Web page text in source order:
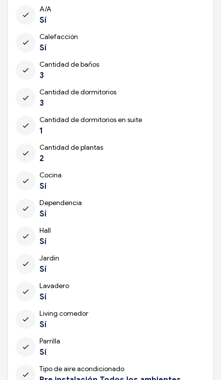
check
A/A
Sí
check
Calefacción
Sí
check
Cantidad de baños
3
check
Cantidad de dormitorios
3
check
Cantidad de dormitorios en suite
1
check
Cantidad de plantas
2
check
Cocina
Sí
check
Dependencia
Sí
check
Hall
Sí
check
Jardín
Sí
check
Lavadero
Sí
check
Living comedor
Sí
check
Parrilla
Sí
check
Tipo de aire acondicionado